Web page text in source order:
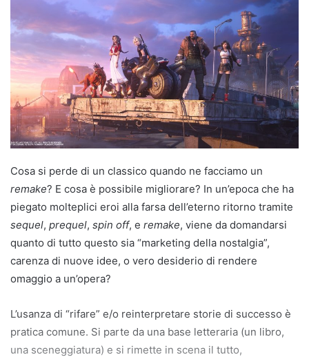
Cosa si perde di un classico quando ne facciamo un
remake? E cosa è possibile migliorare? In un’epoca che ha
piegato molteplici eroi alla farsa dell’eterno ritorno tramite
sequel, prequel, spin off, e remake, viene da domandarsi
quanto di tutto questo sia “marketing della nostalgia”,
carenza di nuove idee, o vero desiderio di rendere
omaggio a un’opera?
L’usanza di “rifare” e/o reinterpretare storie di successo è
pratica comune. Si parte da una base letteraria (un libro,
una sceneggiatura) e si rimette in scena il tutto,